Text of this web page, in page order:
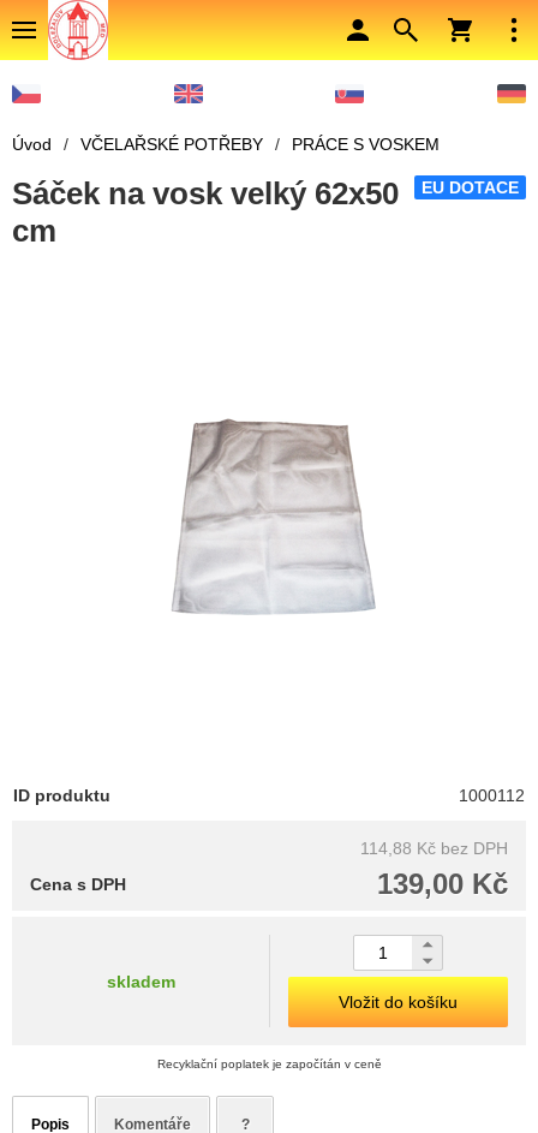
Úvod / VČELAŘSKÉ POTŘEBY / PRÁCE S VOSKEM
EU DOTACE
Sáček na vosk velký 62x50
cm
ID produktu 1000112
114,88 Kč bez DPH
139,00 Kč
Cena s DPH
skladem
Vložit do košíku
Recyklační poplatek je započítán v ceně
Popis Komentáře ?